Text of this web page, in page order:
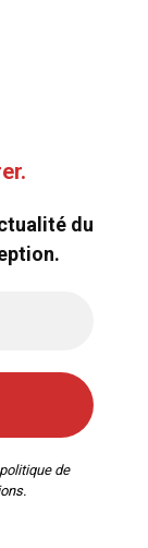
du
politique de